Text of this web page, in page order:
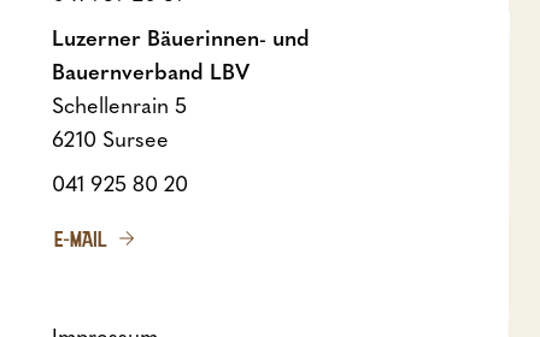
Luzerner Bäuerinnen- und
Bauernverband LBV
Schellenrain 5
6210 Sursee
041 925 80 20
E-MAIL